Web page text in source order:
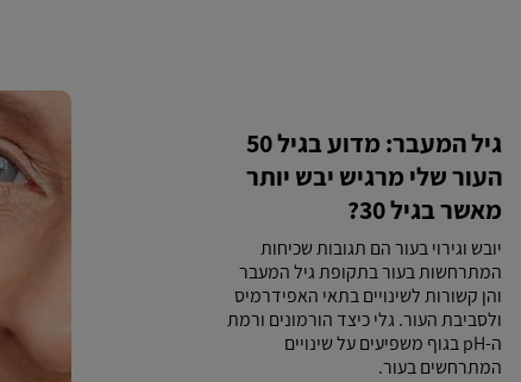
גיל המעבר: מדוע בגיל 50
העור שלי מרגיש יבש יותר
מאשר בגיל 30?
יובש וגירוי בעור הם תגובות שכיחות
המתרחשות בעור בתקופת גיל המעבר
והן קשורות לשינויים בתאי האפידרמיס
ולסביבת העור. גלי כיצד הורמונים ורמת
ה-pH בגוף משפיעים על שינויים
המתרחשים בעור.